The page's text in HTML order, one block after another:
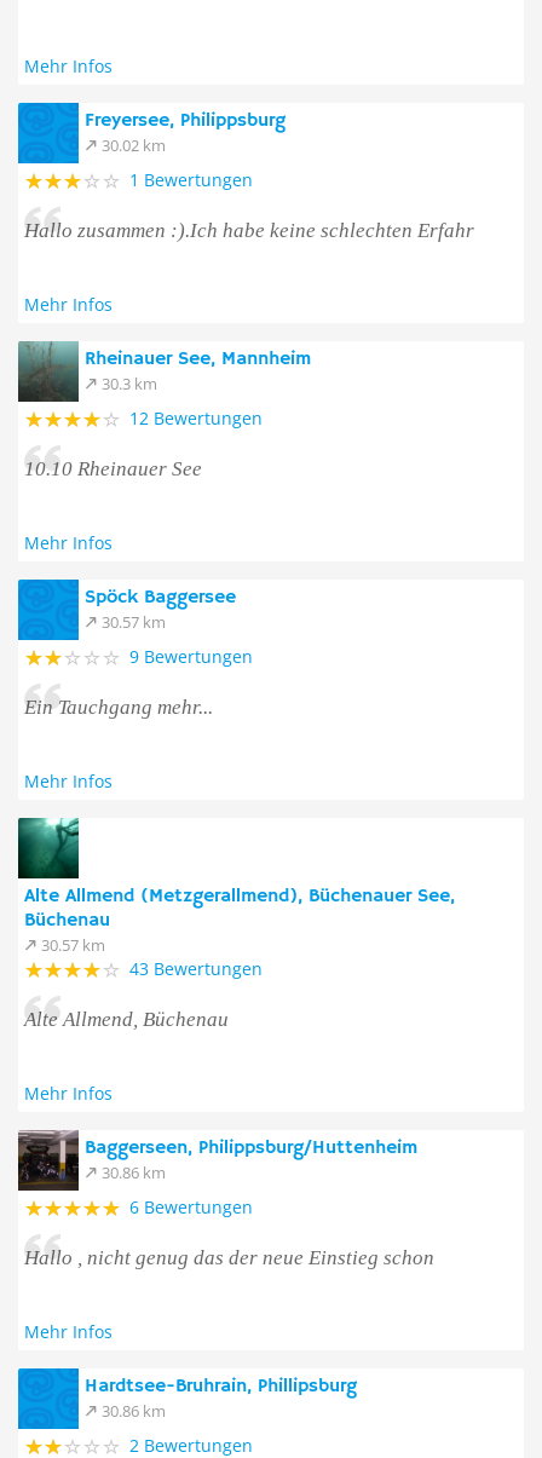
Mehr Infos
Freyersee, Philippsburg
30.02 km
1 Bewertungen
Hallo zusammen :).Ich habe keine schlechten Erfahr
Mehr Infos
Rheinauer See, Mannheim
30.3 km
12 Bewertungen
10.10 Rheinauer See
Mehr Infos
Spöck Baggersee
30.57 km
9 Bewertungen
Ein Tauchgang mehr...
Mehr Infos
Alte Allmend (Metzgerallmend), Büchenauer See,
Büchenau
30.57 km
43 Bewertungen
Alte Allmend, Büchenau
Mehr Infos
Baggerseen, Philippsburg/Huttenheim
30.86 km
6 Bewertungen
Hallo , nicht genug das der neue Einstieg schon
Mehr Infos
Hardtsee-Bruhrain, Phillipsburg
30.86 km
2 Bewertungen